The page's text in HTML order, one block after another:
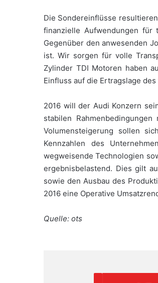
Die Sondereinflüsse
finanzielle Aufwendungen für
Gegenüber den anwesenden
ist. Wir sorgen für volle
Zylinder TDI Motoren haben
Einfluss auf die Ertragslage
2016 will der Audi Konzern
stabilen
Volumensteigerung sollen
Kennzahlen des
wegweisende Technologien
ergebnisbelastend. Dies gilt
sowie den Ausbau des
2016 eine Operative
Quelle: ots